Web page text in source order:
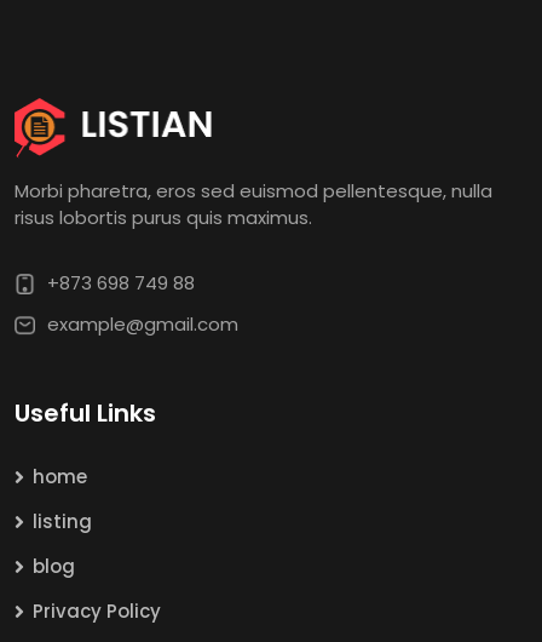
Morbi pharetra, eros sed euismod pellentesque, nulla
risus lobortis purus quis maximus.
+873 698 749 88
example@gmail.com
Useful Links
home
listing
blog
Privacy Policy